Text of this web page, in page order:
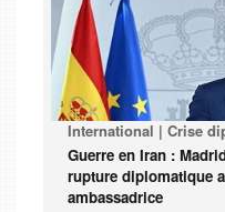
International | Crise
Guerre en Iran :
rupture diplomatique
ambassadrice